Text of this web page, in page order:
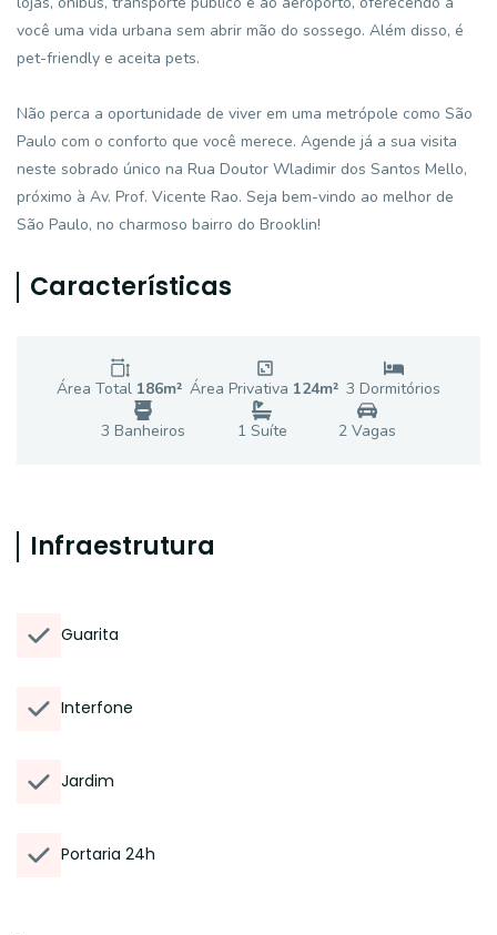
você uma vida urbana sem abrir mão do sossego. Além disso, é
pet-friendly e aceita pets.
Não perca a oportunidade de viver em uma metrópole como São
Paulo com o conforto que você merece. Agende já a sua visita
neste sobrado único na Rua Doutor Wladimir dos Santos Mello,
próximo à Av. Prof. Vicente Rao. Seja bem-vindo ao melhor de
São Paulo, no charmoso bairro do Brooklin!
Características
Área Total 186m² Área Privativa 124m² 3 Dormitórios
3 Banheiros 1 Suíte 2Vagas
Infraestrutura
Guarita
Interfone
Jardim
Portaria 24h